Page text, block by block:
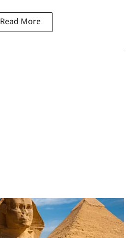
Read More